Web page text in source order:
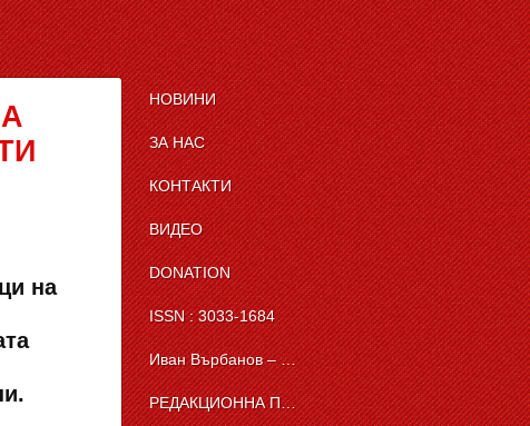
на
НОВИНИ
ЗА НАС
КОНТАКТИ
ВИДЕО
DONATION
ISSN : 3033-1684
Иван Върбанов – журналист | The News BG Reporter
РЕДАКЦИОННА ПОЛИТИКА НА THE NEWS BG REPORTER